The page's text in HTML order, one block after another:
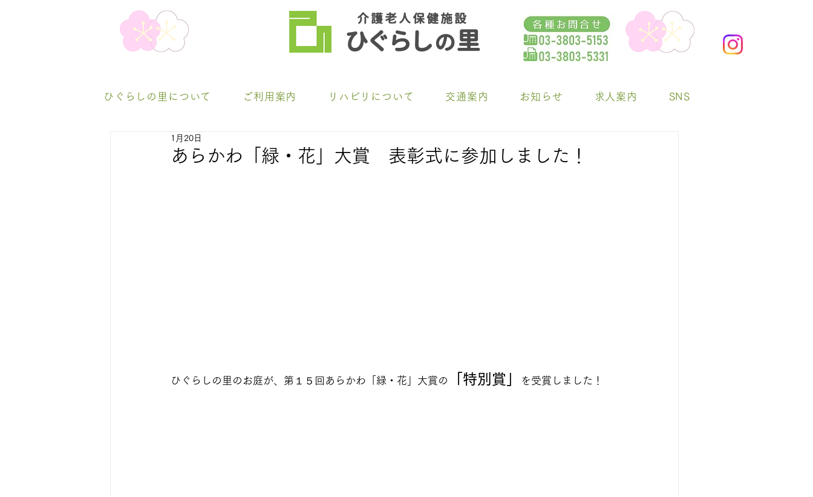
介 護 老 人 保 健 施 設
ひぐらしの里
ひぐらしの里について ご利用案内 リハビリについて 交通案内 お知らせ 求人案内 SNS
あらかわ「緑・花」大賞 表彰式に参加しました！
1月20日
ひぐらしの里のお庭が、第１５回あらかわ「緑・花」大賞の 「特別賞」 を受賞しました！